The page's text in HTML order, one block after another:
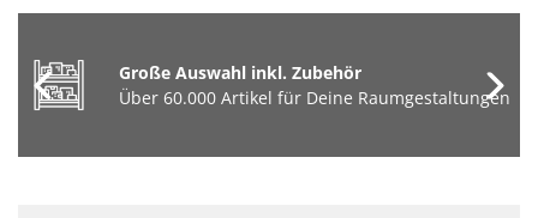
Große Auswahl inkl. Zubehör
Über 60.000 Artikel für Deine Raumgestaltungen